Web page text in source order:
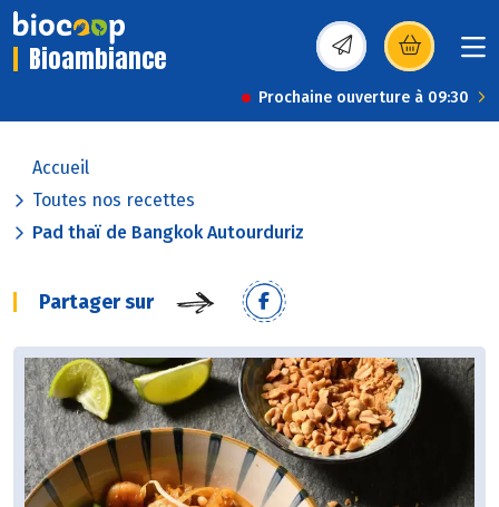
Bioambiance (s’ouvre dans une
Prochaine ouverture à 09:30
Accueil
Toutes nos recettes
Pad thaï de Bangkok Autourduriz
Partager sur